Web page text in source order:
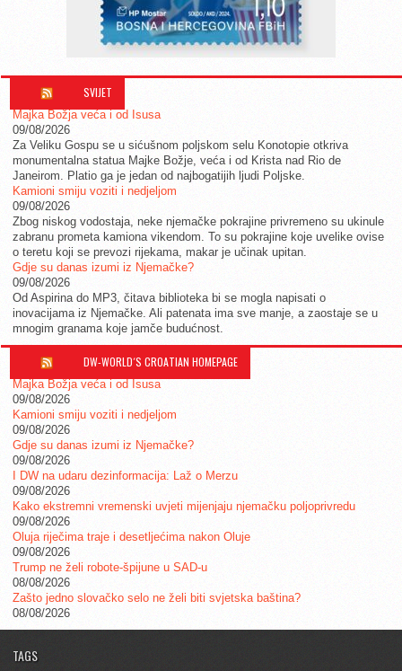
SVIJET
Majka Božja veća i od Isusa
09/08/2026
Za Veliku Gospu se u sićušnom poljskom selu Konotopie otkriva
monumentalna statua Majke Božje, veća i od Krista nad Rio de
Janeirom. Platio ga je jedan od najbogatijih ljudi Poljske.
Kamioni smiju voziti i nedjeljom
09/08/2026
Zbog niskog vodostaja, neke njemačke pokrajine privremeno su ukinule
zabranu prometa kamiona vikendom. To su pokrajine koje uvelike ovise
o teretu koji se prevozi rijekama, makar je učinak upitan.
Gdje su danas izumi iz Njemačke?
09/08/2026
Od Aspirina do MP3, čitava biblioteka bi se mogla napisati o
inovacijama iz Njemačke. Ali patenata ima sve manje, a zaostaje se u
mnogim granama koje jamče budućnost.
DW-WORLD´S CROATIAN HOMEPAGE
Majka Božja veća i od Isusa
09/08/2026
Kamioni smiju voziti i nedjeljom
09/08/2026
Gdje su danas izumi iz Njemačke?
09/08/2026
I DW na udaru dezinformacija: Laž o Merzu
09/08/2026
Kako ekstremni vremenski uvjeti mijenjaju njemačku poljoprivredu
09/08/2026
Oluja riječima traje i desetljećima nakon Oluje
09/08/2026
Trump ne želi robote-špijune u SAD-u
08/08/2026
Zašto jedno slovačko selo ne želi biti svjetska baština?
08/08/2026
TAGS